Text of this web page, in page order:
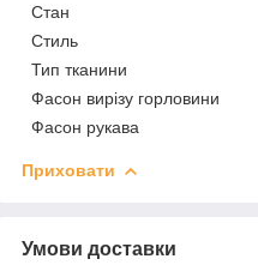
Стан
Стиль
Тип тканини
Фасон вирізу горловини
Фасон рукава
Приховати
Умови доставки